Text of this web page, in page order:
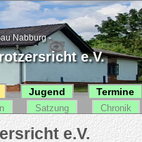
Nabburg -
e.V.
Jugend Termine
Satzung Chronik